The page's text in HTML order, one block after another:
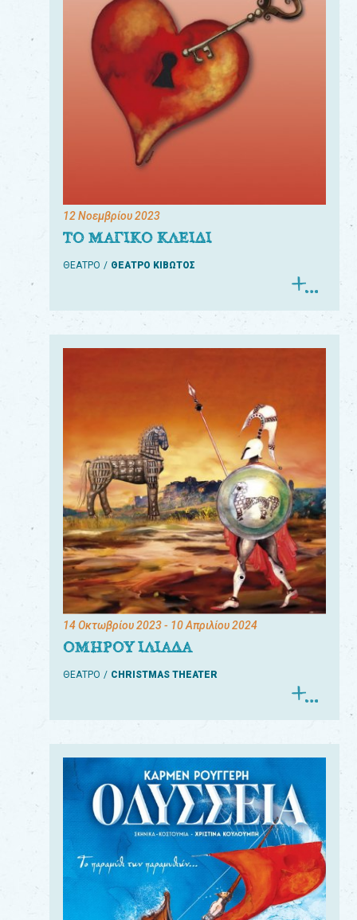
12 Νοεμβρίου 2023
ΤΟ ΜΑΓΙΚΟ ΚΛΕΙΔΙ
ΘΕΑΤΡΟ ΘΕΑΤΡΟ ΚΙΒΩΤΟΣ
14 Οκτωβρίου 2023- 10 Απριλίου 2024
ΟΜΗΡΟΥ ΙΛΙΑΔΑ
ΘΕΑΤΡΟ CHRISTMAS THEATER